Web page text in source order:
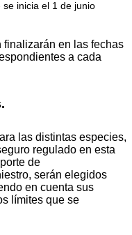
inicia el 1 de junio
en las fechas
a cada
las distintas especies,
regulado en esta
de
serán elegidos
en cuenta sus
límites que se